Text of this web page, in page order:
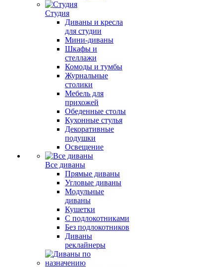
Студия
Диваны и кресла
для студии
Мини-диваны
Шкафы и
стеллажи
Комоды и тумбы
Журнальные
столики
Мебель для
прихожей
Обеденные столы
Кухонные стулья
Декоративные
подушки
Освещение
Все диваны
Прямые диваны
Угловые диваны
Модульные
диваны
Кушетки
С подлокотниками
Без подлокотников
Диваны
реклайнеры